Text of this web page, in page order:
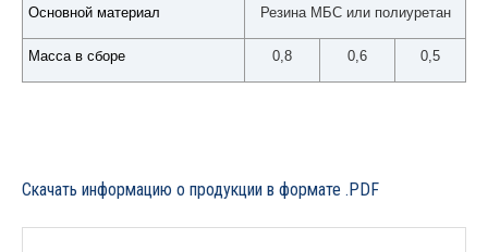
Основной материал Резина МБС или полиуретан
Масса в сборе 0,8 0,6 0,5
Скачать информацию о продукции в формате .PDF